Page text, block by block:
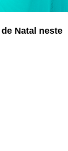
Natal neste